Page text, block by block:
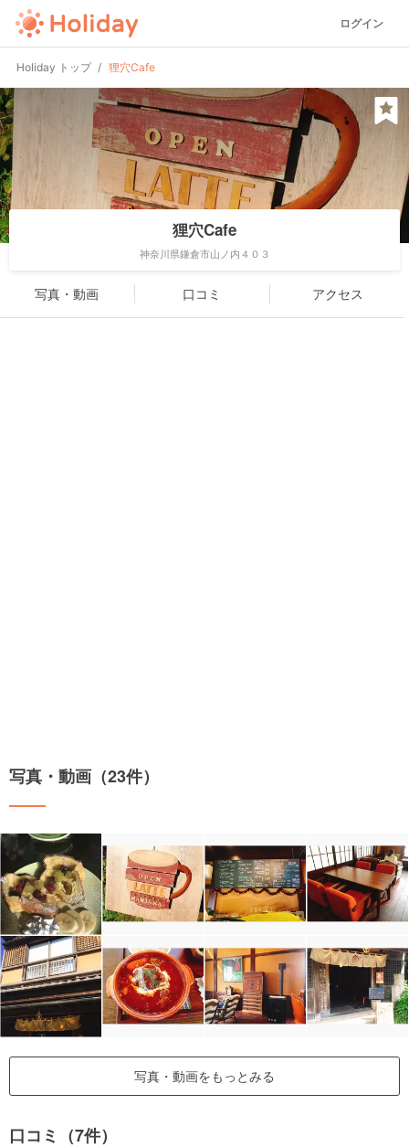
ログイン
Holiday トップ 狸穴Cafe
狸穴Cafe
神奈川県鎌倉市山ノ内４０３
写真・動画 口コミ アクセス
写真・動画（23件）
写真・動画をもっとみる
口コミ（7件）